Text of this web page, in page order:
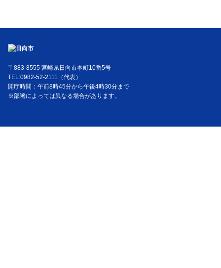
〒883-8555 宮崎県日向市本町10番5号
TEL:0982-52-2111（代表）
開庁時間：午前8時45分から午後4時30分まで
※部署によっては異なる場合があります。